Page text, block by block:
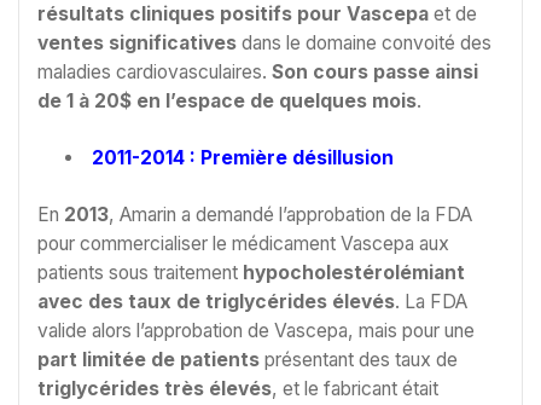
résultats cliniques positifs pour Vascepa et de
ventes significatives dans le domaine convoité des
maladies cardiovasculaires. Son cours passe ainsi
de 1 à 20$ en l’espace de quelques mois.
2011-2014 : Première désillusion
En 2013, Amarin a demandé l’approbation de la FDA
pour commercialiser le médicament Vascepa aux
patients sous traitement hypocholestérolémiant
avec des taux de triglycérides élevés. La FDA
valide alors l’approbation de Vascepa, mais pour une
part limitée de patients présentant des taux de
triglycérides très élevés, et le fabricant était